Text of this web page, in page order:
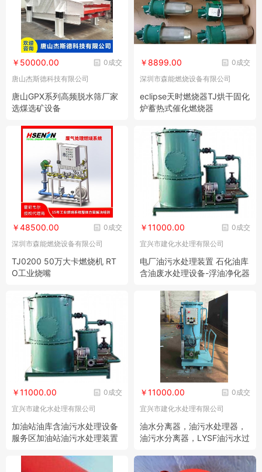
0成交
￥50000.00
唐山杰斯德科技有限公司
唐山GPX系列高频脱水筛厂家
选煤选矿设备
0成交
￥8899.00
深圳市森能燃烧设备有限公司
eclipse天时燃烧器TJ烘干固化
炉蓄热式催化燃烧器
0成交
￥48500.00
深圳市森能燃烧设备有限公司
TJ0200 50万大卡燃烧机 RT
O工业烧嘴
0成交
￥11000.00
宜兴市建化水处理有限公司
电厂油污水处理装置 石化油库
含油废水处理设备-浮油净化器
0成交
￥11000.00
宜兴市建化水处理有限公司
加油站油库含油污水处理设备
服务区加油站油污水处理装置
0成交
￥11000.00
宜兴市建化水处理有限公司
油水分离器，油污水处理器，
油污水分离器，LYSF油污水过